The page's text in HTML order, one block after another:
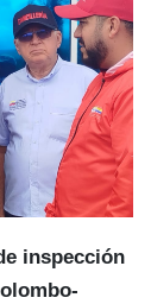
inspección